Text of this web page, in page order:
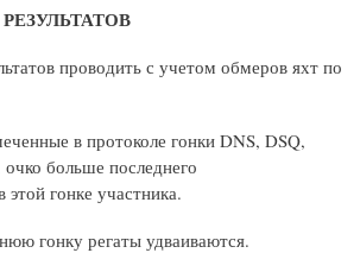
проводить с учетом обмеров яхт по
в протоколе гонки DNS, DSQ,
больше последнего
гонке участника.
гонку регаты удваиваются.